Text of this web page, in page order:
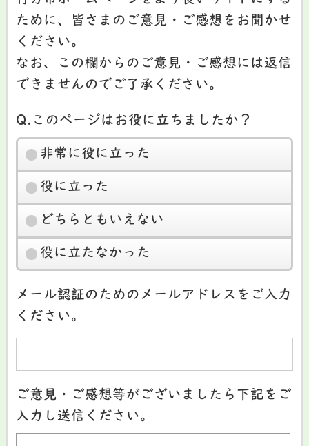
ために、皆さまのご意見・ご感想をお聞かせ
ください。
なお、この欄からのご意見・ご感想には返信
できませんのでご了承ください。
Q.このページはお役に立ちましたか？
非常に役に立った
役に立った
どちらともいえない
役に立たなかった
メール認証のためのメールアドレスをご入力
ください。
ご意見・ご感想等がございましたら下記をご
入力し送信ください。